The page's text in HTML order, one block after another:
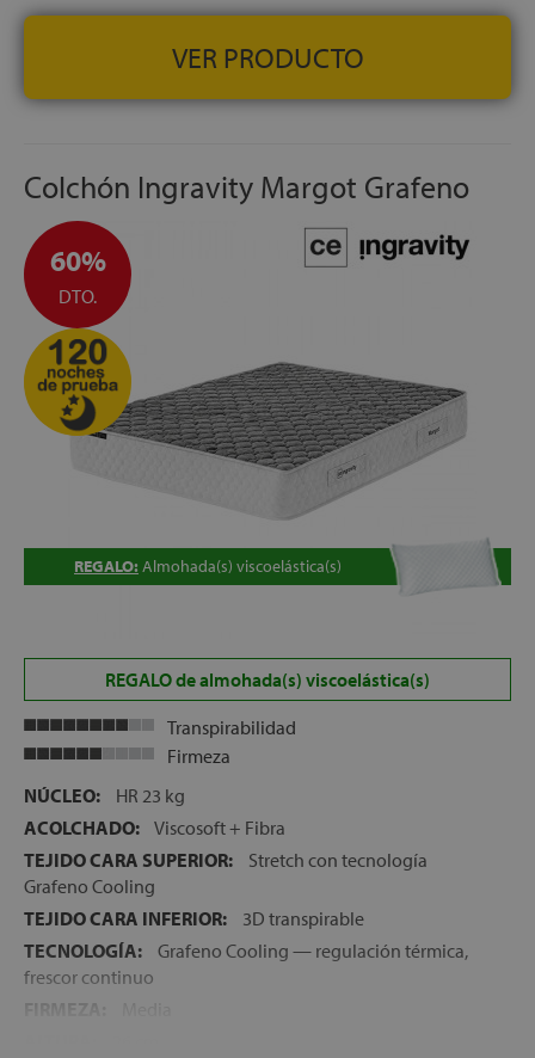
VER PRODUCTO
Colchón Ingravity Margot Grafeno
60%
DTO.
REGALO: Almohada(s) viscoelástica(s)
REGALO de almohada(s) viscoelástica(s)
Transpirabilidad
Firmeza
NÚCLEO:
HR 23 kg
ACOLCHADO: Viscosoft + Fibra
TEJIDO CARA SUPERIOR:
Stretch con tecnología
Grafeno Cooling
TEJIDO CARA INFERIOR:
3D transpirable
TECNOLOGÍA:
Grafeno Cooling — regulación térmica,
frescor continuo